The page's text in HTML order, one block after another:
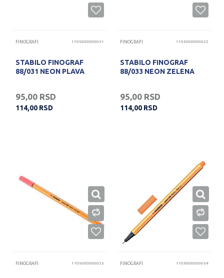
FINOGRAFI 1105000000031
STABILO FINOGRAF
88/031 NEON PLAVA
95,00 RSD
114,00 RSD
FINOGRAFI 1105000000032
STABILO FINOGRAF
88/033 NEON ZELENA
95,00 RSD
114,00 RSD
FINOGRAFI 1105000000033 FINOGRAFI 1105000000034